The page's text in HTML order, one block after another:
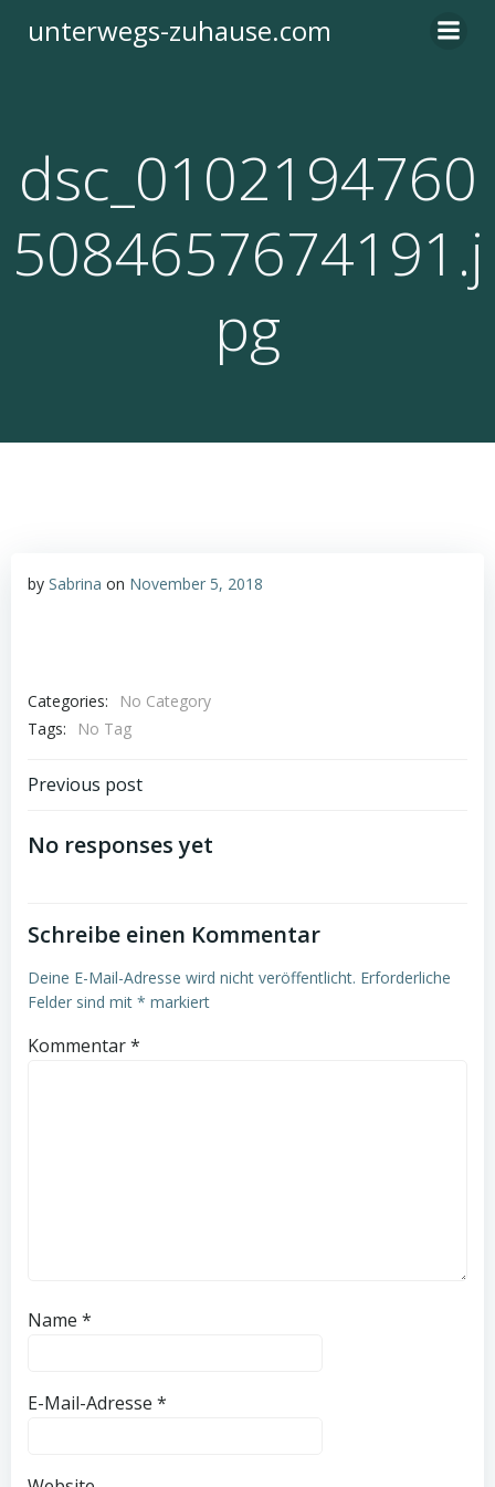
Inhalt
unterwegs-zuhause.com
dsc_0102194760
5084657674191.j
pg
by Sabrina on November 5, 2018
Categories:
No Category
Tags:
No Tag
Post
navigation
Previous post
No responses yet
Schreibe einen Kommentar
Deine E-Mail-Adresse wird nicht veröffentlicht. Erforderliche
Felder sind mit * markiert
Kommentar*
Name *
E-Mail-Adresse *